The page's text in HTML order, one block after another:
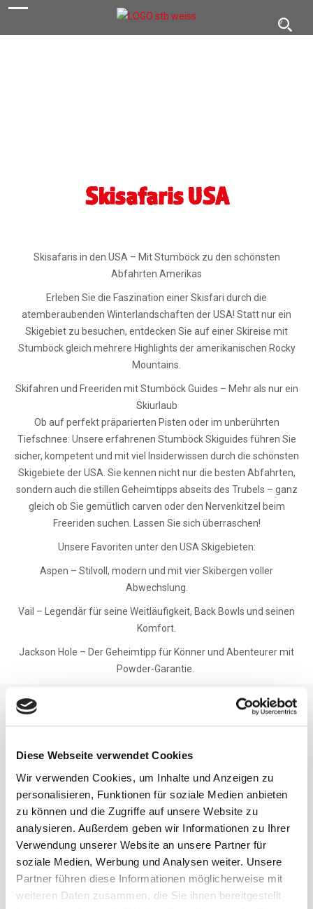
Diese Webseite verwendet Cookies
Wir verwenden Cookies, um Inhalte und Anzeigen zu
personalisieren, Funktionen für soziale Medien anbieten
zu können und die Zugriffe auf unsere Website zu
analysieren. Außerdem geben wir Informationen zu Ihrer
Verwendung unserer Website an unsere Partner für
soziale Medien, Werbung und Analysen weiter. Unsere
Partner führen diese Informationen möglicherweise mit
weiteren Daten zusammen, die Sie ihnen bereitgestellt
Skisafaris USA
Skisafaris in den USA – Mit Stumböck zu den schönsten
Abfahrten Amerikas
Erleben Sie die Faszination einer Skisfari durch die
atemberaubenden Winterlandschaften der USA! Statt nur ein
Skigebiet zu besuchen, entdecken Sie auf einer Skireise mit
Stumböck gleich mehrere Highlights der amerikanischen Rocky
Mountains.
Skifahren und Freeriden mit Stumböck Guides – Mehr als nur ein
Skiurlaub
Ob auf perfekt präparierten Pisten oder im unberührten
Tiefschnee: Unsere erfahrenen Stumböck Skiguides führen Sie
sicher, kompetent und mit viel Insiderwissen durch die schönsten
Skigebiete der USA. Sie kennen nicht nur die besten Abfahrten,
sondern auch die stillen Geheimtipps abseits des Trubels – ganz
gleich ob Sie gemütlich carven oder den Nervenkitzel beim
Freeriden suchen. Lassen Sie sich überraschen!
Unsere Favoriten unter den USA Skigebieten:
Aspen – Stilvoll, modern und mit vier Skibergen voller
Abwechslung.
Vail – Legendär für seine Weitläufigkeit, Back Bowls und seinen
Komfort.
Jackson Hole – Der Geheimtipp für Könner und Abenteurer mit
Powder-Garantie.
Aspen Special
Skireise der Extraklasse in Colorado/USA
9 Tage Skireise inkl. Flug, Hotel & Skiguide
ENTDECKEN
Jackson Hole Freeride Special
Freeride Abenteuer in Jackson Hole
9 Tage Freeriden in Wyoming mit Stumböck Guide